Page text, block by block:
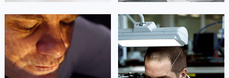
凯罗尔·切尔西
资深萧邦技师
是武汉市江岸区萧邦售后服务中心
(萧邦维修保养中心)
的高级技师之一
Wuhan Chopard Maintain center
达芙妮·克劳迪娅
资深萧邦技师
是武汉市江汉区萧邦售后服务中心
(萧邦维修保养中心)
的高级技师之一
Wuhan Chopard Maintain center